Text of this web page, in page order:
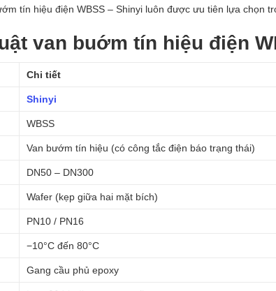
tín hiệu điện WBSS – Shinyi luôn được ưu tiên lựa chọn
van buớm tín hiệu điện
Chi tiết
Shinyi
WBSS
Van bướm tín hiệu (có công tắc điện báo trạng thái)
DN50 – DN300
Wafer (kẹp giữa hai mặt bích)
PN10 / PN16
−10°C đến 80°C
Gang cầu phủ epoxy